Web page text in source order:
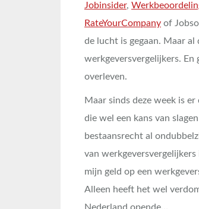
Jobinsider,
RateYourCompany of
de lucht is gegaan. Maar
werkgeversvergelijkers. En
overleven.
Maar sinds deze week is
die wel een kans van
bestaansrecht al
van
mijn geld op een
Alleen heeft het wel